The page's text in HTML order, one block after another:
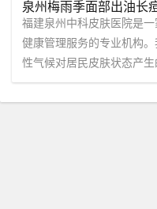
福建泉州中科皮肤医院是
健康管理服务的专业机构
性气候对居民皮肤状态产